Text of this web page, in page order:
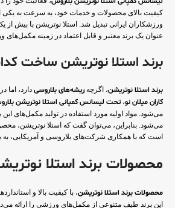
کیفیت بالای محصولات و خدمات خود، به سرعت به یکی
ورزشکاران ایرانی تبدیل شد. استلا نوتریشن با بیش از
عنوان یک برند معتبر و قابل اعتماد در زمینه
برند استلا نوتریشن ساخت
برند استلا نوتریشن، اگرچه ریشه‌های بلاروسی دارد، اما
کاران میلان نو، تحت لیسانس کمپانی استلا نوتریشن
می‌شود. مواد اولیه مورد استفاده در تولید مکمل‌های این
می‌شود. بنابراین، می‌توان گفت که استلا نوتریشن،
است که با همکاری شرکت‌های بلاروسی و آمریکایی، به
محصولات برند استلا
محصولات برند استلا نوتریشن، با کیفیت بالا و
این برند طیف متنوعی از مکمل‌های ورزشی را ارائه